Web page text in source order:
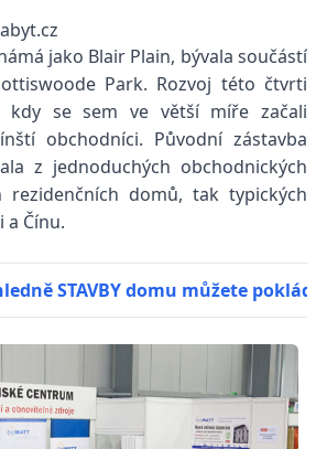
jako Blair Plain, bývala součástí
Park. Rozvoj této čtvrti
kdy se sem ve větší míře začali
obchodníci. Původní zástavba
z jednoduchých obchodnických
rezidenčních domů, tak typických
a Čínu.
STAVBY domu můžete